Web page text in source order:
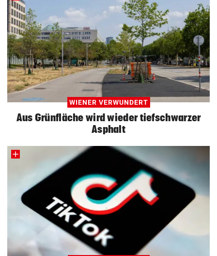
WIENER VERWUNDERT
Aus Grünfläche wird wieder tiefschwarzer
Asphalt